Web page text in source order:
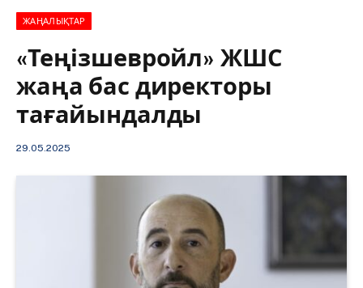
ЖАҢАЛЫҚТАР
«Теңізшевройл» ЖШС
жаңа бас директоры
тағайындалды
29.05.2025